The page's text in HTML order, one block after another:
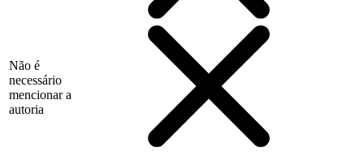
Não é
necessário
mencionar a
autoria